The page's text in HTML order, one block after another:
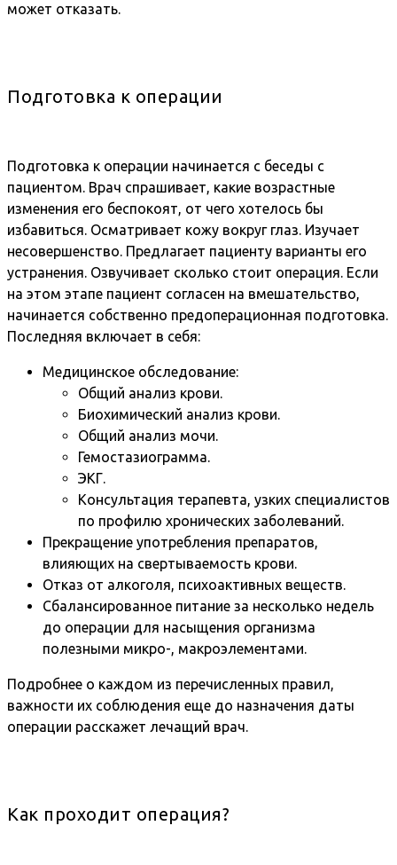
может отказать.
Подготовка к операции
Подготовка к операции начинается с беседы с
пациентом. Врач спрашивает, какие возрастные
изменения его беспокоят, от чего хотелось бы
избавиться. Осматривает кожу вокруг глаз. Изучает
несовершенство. Предлагает пациенту варианты его
устранения. Озвучивает сколько стоит операция. Если
на этом этапе пациент согласен на вмешательство,
начинается собственно предоперационная подготовка.
Последняя включает в себя:
Медицинское обследование:
Общий анализ крови.
Биохимический анализ крови.
Общий анализ мочи.
Гемостазиограмма.
ЭКГ.
Консультация терапевта, узких специалистов
по профилю хронических заболеваний.
Прекращение употребления препаратов,
влияющих на свертываемость крови.
Отказ от алкоголя, психоактивных веществ.
Сбалансированное питание за несколько недель
до операции для насыщения организма
полезными микро-, макроэлементами.
Подробнее о каждом из перечисленных правил,
важности их соблюдения еще до назначения даты
операции расскажет лечащий врач.
Как проходит операция?